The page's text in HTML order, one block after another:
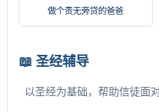
做个责无旁贷的爸爸
📖 圣经辅导
以圣经为基础，帮助信徒面